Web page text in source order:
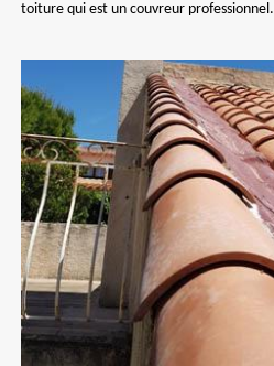
toiture qui est un couvreur professionnel.